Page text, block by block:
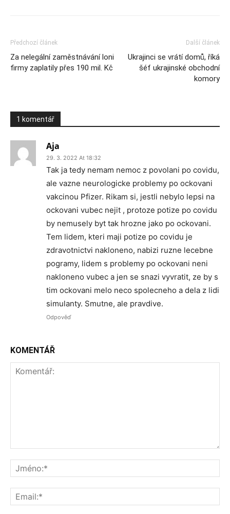
Předchozí článek
Za nelegální zaměstnávání loni
firmy zaplatily přes 190 mil. Kč
Další článek
Ukrajinci se vrátí domů, říká
šéf ukrajinské obchodní
komory
1 komentář
Aja
29. 3. 2022 At 18:32
Tak ja tedy nemam nemoc z povolani po covidu,
ale vazne neurologicke problemy po ockovani
vakcinou Pfizer. Rikam si, jestli nebylo lepsi na
ockovani vubec nejit , protoze potize po covidu
by nemusely byt tak hrozne jako po ockovani.
Tem lidem, kteri maji potize po covidu je
zdravotnictvi nakloneno, nabizi ruzne lecebne
pogramy, lidem s problemy po ockovani neni
nakloneno vubec a jen se snazi vyvratit, ze by s
tim ockovani melo neco spolecneho a dela z lidi
simulanty. Smutne, ale pravdive.
Odpověď
KOMENTÁŘ